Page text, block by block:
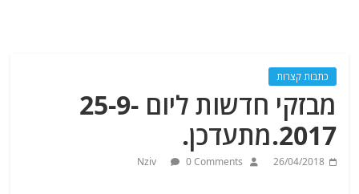
כתבות קצרות
מבזקי חדשות ליום 25-9-
2017.מתעדכן.
26/04/2018
Nziv 0 Comments